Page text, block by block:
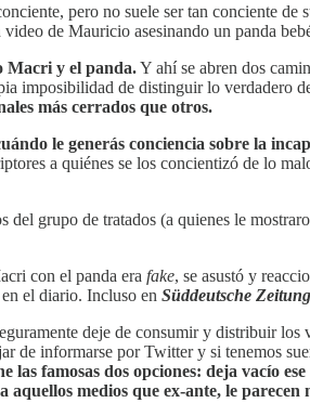
pero no suele ser tan conciente de
de Mauricio asesinando un panda
Macri y el panda.Y ahí se abren dos
imposibilidad de distinguir lo verdadero
más cerrados que otros.
le generás conciencia sobre la
a quiénes se los concientizó de lo
grupo de tratados (a quienes le
con el panda era fake, se asustó y
el diario. Incluso en Süddeutsche Zeitung
deje de consumir y distribuir
de informarse por Twitter y si tenemos
las famosas dos opciones: deja vacío
medios que ex-ante, le parecen